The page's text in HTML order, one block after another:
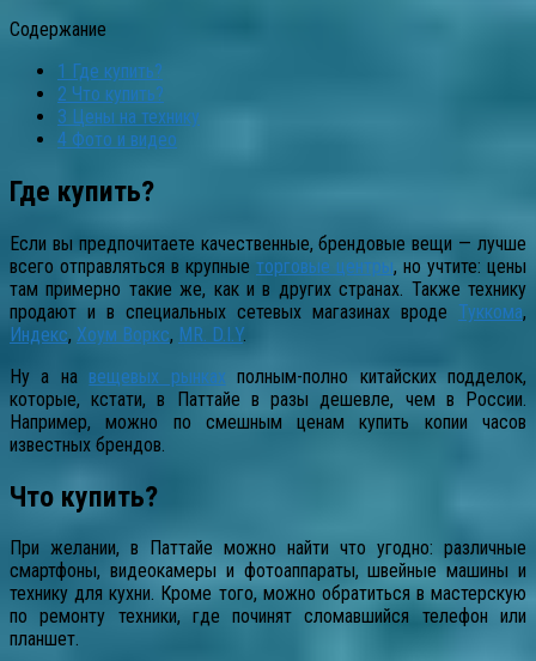
Содержание
1 Где купить?
2 Что купить?
3 Цены на технику
4 Фото и видео
Где купить?
Если вы предпочитаете качественные, брендовые вещи — лучше
всего отправляться в крупные торговые центры, но учтите: цены
там примерно такие же, как и в других странах. Также технику
продают и в специальных сетевых магазинах вроде Туккома,
Индекс, Хоум Воркс, MR. D.I.Y.
Ну а на вещевых рынках полным-полно китайских подделок,
которые, кстати, в Паттайе в разы дешевле, чем в России.
Например, можно по смешным ценам купить копии часов
известных брендов.
Что купить?
При желании, в Паттайе можно найти что угодно: различные
смартфоны, видеокамеры и фотоаппараты, швейные машины и
технику для кухни. Кроме того, можно обратиться в мастерскую
по ремонту техники, где починят сломавшийся телефон или
планшет.